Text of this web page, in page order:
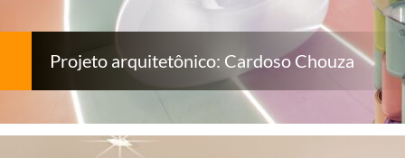
Projeto arquitetônico: Cardoso Chouza